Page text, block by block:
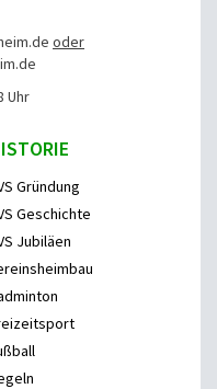
oder
Uhr
Gründung
Geschichte
Jubiläen